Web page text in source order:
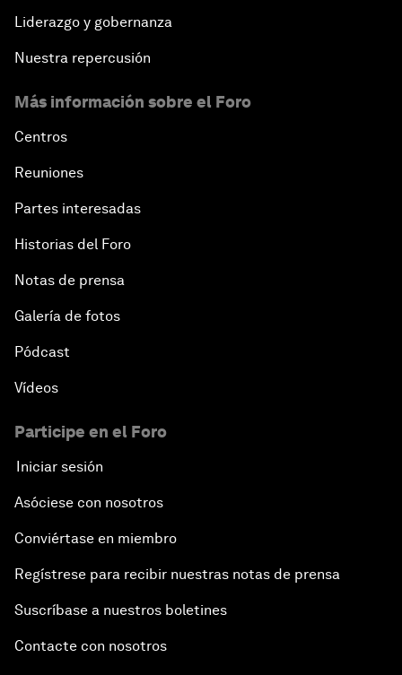
Liderazgo y gobernanza
Nuestra repercusión
Más información sobre el Foro
Centros
Reuniones
Partes interesadas
Historias del Foro
Notas de prensa
Galería de fotos
Pódcast
Vídeos
Participe en el Foro
Iniciar sesión
Asóciese con nosotros
Conviértase en miembro
Regístrese para recibir nuestras notas de prensa
Suscríbase a nuestros boletines
Contacte con nosotros